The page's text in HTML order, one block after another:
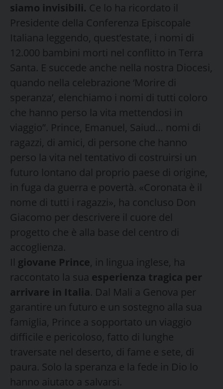
siamo invisibili. Ce lo ha ricordato il
Presidente della Conferenza Episcopale
Italiana leggendo, quest’estate, i nomi di
12.000 bambini morti nel conflitto in Terra
Santa. E succede anche nella nostra Diocesi,
quando nella celebrazione ‘Morire di
speranza’, elenchiamo i nomi di tutti coloro
che hanno perso la vita mettendosi in
viaggio”. Prince, Emanuel, Saiud… nomi di
ragazzi, di amici, di persone che hanno
perso la vita nel tentativo di costruirsi un
futuro lontano dal proprio paese di origine,
in fuga da guerra e povertà. «Coronata è il
nome di tutti i ragazzi», ha concluso Don
Giacomo per descrivere il cuore del
progetto che è alla base del centro di
accoglienza.
Il giovane Prince, in lingua inglese, ha
raccontato la sua esperienza tragica per
arrivare in Italia. Dal Mali a Genova per
garantire un futuro e un sostegno alla sua
famiglia, Prince a sopportato un viaggio
difficile e pericoloso, fatto di lunghe
traversate nel deserto, di fame e sete, di
paura. Solo la speranza e la fede in Dio lo
hanno aiutato a salvarsi.